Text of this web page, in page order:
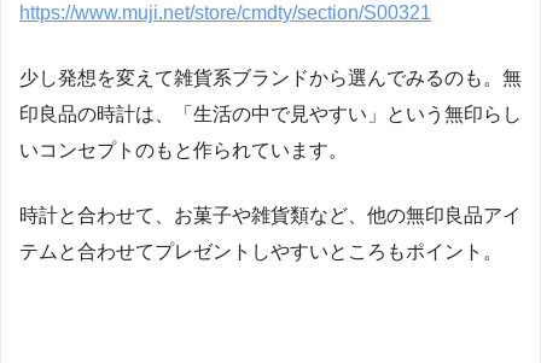
https://www.muji.net/store/cmdty/section/S00321
少し発想を変えて雑貨系ブランドから選んでみるのも。無
印良品の時計は、「生活の中で見やすい」という無印らし
いコンセプトのもと作られています。
時計と合わせて、お菓子や雑貨類など、他の無印良品アイ
テムと合わせてプレゼントしやすいところもポイント。